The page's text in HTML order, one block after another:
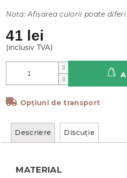
41 lei
Opțiuni de transport
Nota: Afișarea culorii poate
Descriere Discuţie
MATERIAL